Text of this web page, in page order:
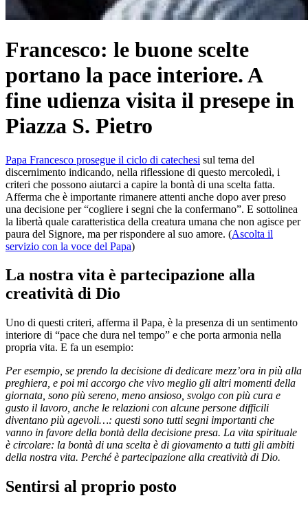
Francesco: le buone scelte
portano la pace interiore. A
fine udienza visita il presepe in
Piazza S. Pietro
Papa Francesco prosegue il ciclo di catechesi sul tema del
discernimento indicando, nella riflessione di questo mercoledì, i
criteri che possono aiutarci a capire la bontà di una scelta fatta.
Afferma che è importante rimanere attenti anche dopo aver preso
una decisione per “cogliere i segni che la confermano”. E sottolinea
la libertà quale caratteristica della creatura umana che non agisce per
paura del Signore, ma per rispondere al suo amore. (Ascolta il
servizio con la voce del Papa)
La nostra vita è partecipazione alla
creatività di Dio
Uno di questi criteri, afferma il Papa, è la presenza di un sentimento
interiore di “pace che dura nel tempo” e che porta armonia nella
propria vita. E fa un esempio:
Per esempio, se prendo la decisione di dedicare mezz’ora in più alla
preghiera, e poi mi accorgo che vivo meglio gli altri momenti della
giornata, sono più sereno, meno ansioso, svolgo con più cura e
gusto il lavoro, anche le relazioni con alcune persone difficili
diventano più agevoli…: questi sono tutti segni importanti che
vanno in favore della bontà della decisione presa. La vita spirituale
è circolare: la bontà di una scelta è di giovamento a tutti gli ambiti
della nostra vita. Perché è partecipazione alla creatività di Dio.
Sentirsi al proprio posto